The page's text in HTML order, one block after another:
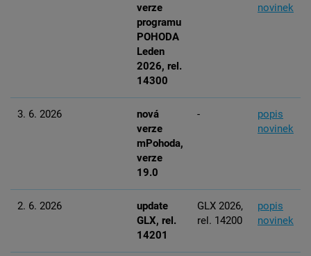
verze
programu
POHODA
Leden
2026, rel.
14300
novinek
3. 6. 2026
nová
verze
mPohoda,
verze
19.0
-
popis
novinek
2. 6. 2026
update
GLX, rel.
14201
GLX 2026,
rel. 14200
popis
novinek